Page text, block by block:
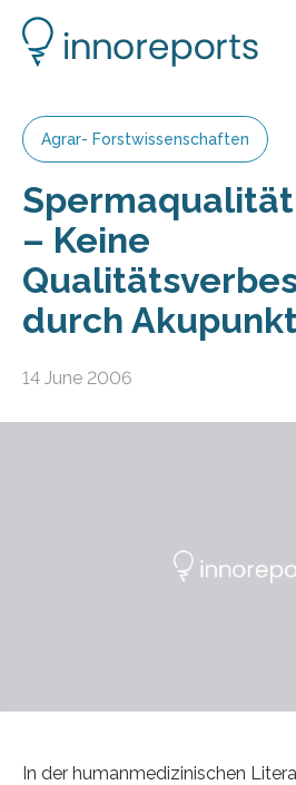
Agrar- Forstwissenschaften
– Keine
durch
14 June 2006
In der humanmedizinischen